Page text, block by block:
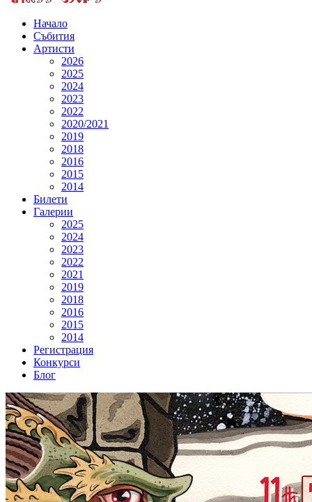
Начало
Събития
Артисти
2026
2025
2024
2023
2022
2020/2021
2019
2018
2016
2015
2014
Билети
Галерии
2025
2024
2023
2022
2021
2019
2018
2016
2015
2014
Регистрация
Конкурси
Блог